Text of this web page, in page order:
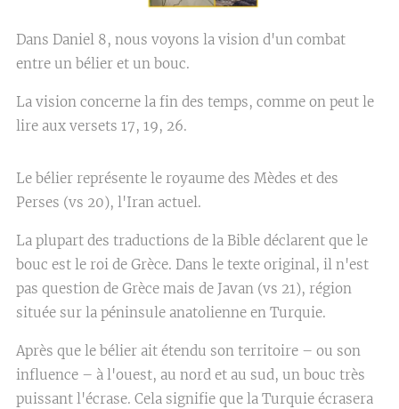
Dans Daniel 8, nous voyons la vision d'un combat
entre un bélier et un bouc.
La vision concerne la fin des temps, comme on peut le
lire aux versets 17, 19, 26.
Le bélier représente le royaume des Mèdes et des
Perses (vs 20), l'Iran actuel.
La plupart des traductions de la Bible déclarent que le
bouc est le roi de Grèce. Dans le texte original, il n'est
pas question de Grèce mais de Javan (vs 21), région
située sur la péninsule anatolienne en Turquie.
Après que le bélier ait étendu son territoire – ou son
influence – à l'ouest, au nord et au sud, un bouc très
puissant l'écrase. Cela signifie que la Turquie écrasera